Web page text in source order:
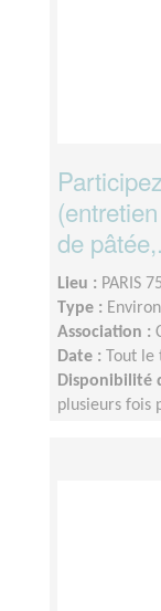
de
Lieu : PARIS
Type :
Association :
Date :
Tout
Disponibilité
plusieurs fois